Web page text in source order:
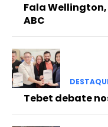
Fala
ABC
Tebet debate